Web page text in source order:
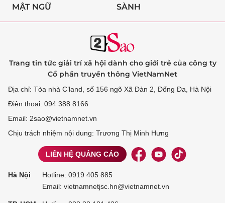
MẬT NGỮ SÀNH
Trang tin tức giải trí xã hội dành cho giới trẻ của công ty
Cổ phần truyền thông VietNamNet
Địa chỉ: Tòa nhà C’land, số 156 ngõ Xã Đàn 2, Đống Đa, Hà Nội
Điện thoại: 094 388 8166
Email: 2sao@vietnamnet.vn
Chịu trách nhiệm nội dung: Trương Thị Minh Hưng
LIÊN HỆ QUẢNG CÁO
Hà Nội Hotline: 0919 405 885
Email: vietnamnetjsc.hn@vietnamnet.vn